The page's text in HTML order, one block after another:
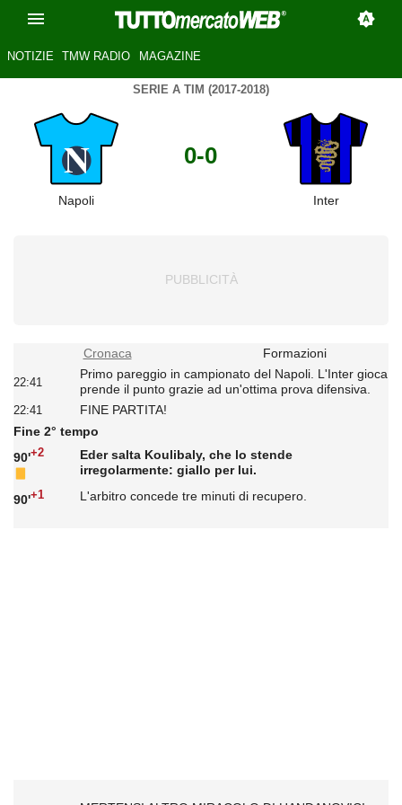
NOTIZIE TMW RADIO MAGAZINE
SERIE A TIM (2017-2018)
Napoli
0-0
Inter
Cronaca Formazioni
22:41
Primo pareggio in campionato del Napoli. L'Inter gioca
prende il punto grazie ad un'ottima prova difensiva.
22:41
FINE PARTITA!
Fine 2° tempo
90'+2
Eder salta Koulibaly, che lo stende
irregolarmente: giallo per lui.
90'+1 L'arbitro concede tre minuti di recupero.